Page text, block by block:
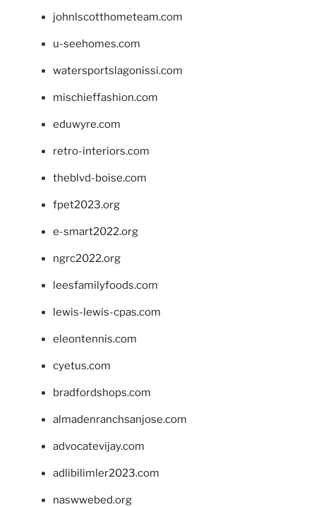
johnlscotthometeam.com
u-seehomes.com
watersportslagonissi.com
mischieffashion.com
eduwyre.com
retro-interiors.com
theblvd-boise.com
fpet2023.org
e-smart2022.org
ngrc2022.org
leesfamilyfoods.com
lewis-lewis-cpas.com
eleontennis.com
cyetus.com
bradfordshops.com
almadenranchsanjose.com
advocatevijay.com
adlibilimler2023.com
naswwebed.org